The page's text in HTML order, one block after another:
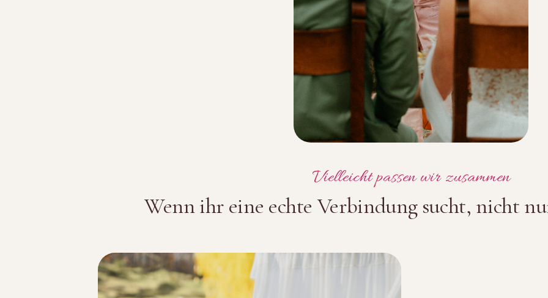
Vielleicht passen wir zusammen
Wenn ihr eine echte Verbindung sucht, nicht